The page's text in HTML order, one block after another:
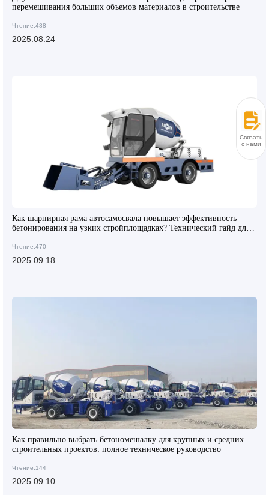
перемешивания больших объемов материалов в строительстве
Чтение:488
2025.08.24
Как шарнирная рама автосамосвала повышает эффективность
бетонирования на узких стройплощадках? Технический гайд для
Чтение:470
2025.09.18
Как правильно выбрать бетономешалку для крупных и средних
строительных проектов: полное техническое руководство
Чтение:144
2025.09.10
Связаться
с нами